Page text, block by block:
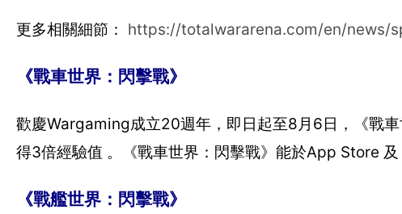
更多相關細節： https://totalwararena.com/en/
《戰車世界：閃擊戰》
歡慶Wargaming成立20週年，即日起至8月6日，《戰
得3倍經驗值 。《戰車世界：閃擊戰》能於App Store
《戰艦世界：閃擊戰》